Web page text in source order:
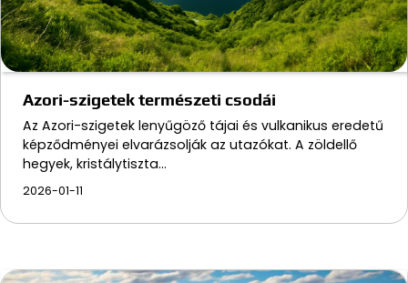
Azori-szigetek természeti csodái
Az Azori-szigetek lenyűgöző tájai és vulkanikus eredetű
képződményei elvarázsolják az utazókat. A zöldellő
hegyek, kristálytiszta…
2026-01-11